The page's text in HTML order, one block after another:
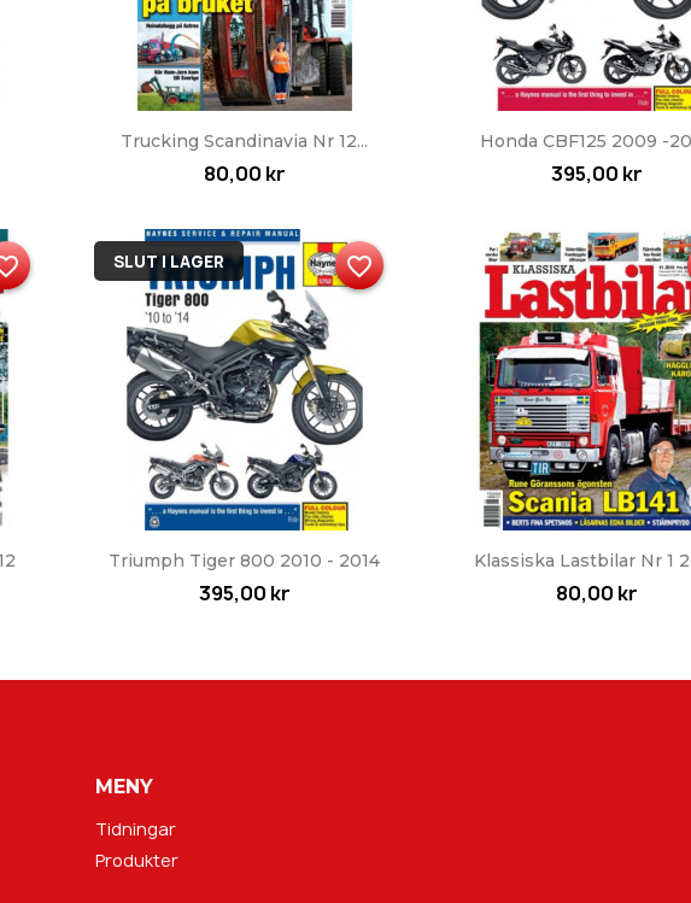
Snabbvy
Trucking Scandinavia Nr 12...
80,00 kr
Snabbvy
Honda CBF125 2009 -
395,00 kr
Snabbvy
Triumph Tiger 800 2010 - 2014
395,00 kr
SLUT I LAGER favorite_border
Snabbvy
Klassiska Lastbilar Nr 1
80,00 kr
MENY
Tidningar
Produkter